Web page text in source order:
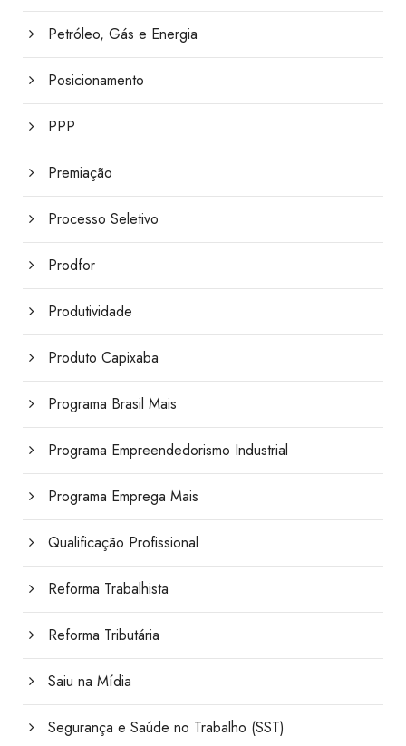
Petróleo, Gás e Energia
Posicionamento
PPP
Premiação
Processo Seletivo
Prodfor
Produtividade
Produto Capixaba
Programa Brasil Mais
Programa Empreendedorismo Industrial
Programa Emprega Mais
Qualificação Profissional
Reforma Trabalhista
Reforma Tributária
Saiu na Mídia
Segurança e Saúde no Trabalho (SST)